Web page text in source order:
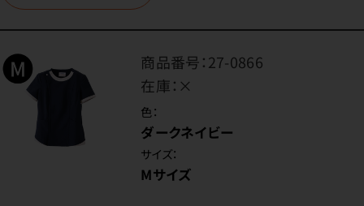
商品番号：27-0866
在庫： ×
色：
ダークネイビー
サイズ：
Mサイズ